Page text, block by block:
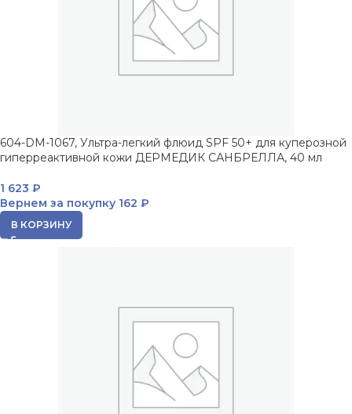
604-DM-1067, Ультра-легкий флюид SPF 50+ для куперозной
гиперреактивной кожи ДЕРМЕДИК САНБРЕЛЛА, 40 мл
1 623 ₽
Вернем за покупку 162 ₽
В КОРЗИНУ